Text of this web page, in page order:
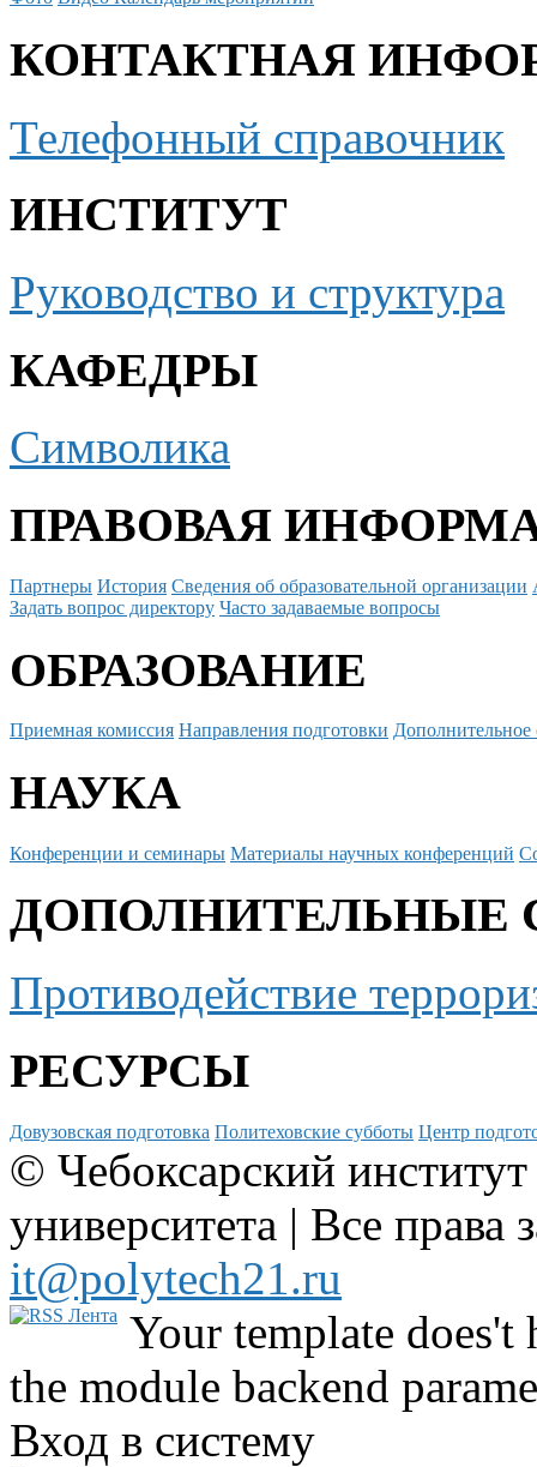
КОНТАКТНАЯ
Телефонный справочник
ИНСТИТУТ
Руководство и структура
КАФЕДРЫ
Символика
ПРАВОВАЯ
Партнеры История Сведения об образовательной организации
Задать вопрос директору Часто задаваемые вопросы
ОБРАЗОВАНИЕ
Приемная комиссия Направления подготовки Дополнительное
НАУКА
Конференции и семинары Материалы научных конференций
ДОПОЛНИТЕЛЬНЫЕ
Противодействие
РЕСУРСЫ
Довузовская подготовка Политеховские субботы Центр
© Чебоксарский
университета | Все
it@polytech21.ru
Your template
the module backend
Вход в систему